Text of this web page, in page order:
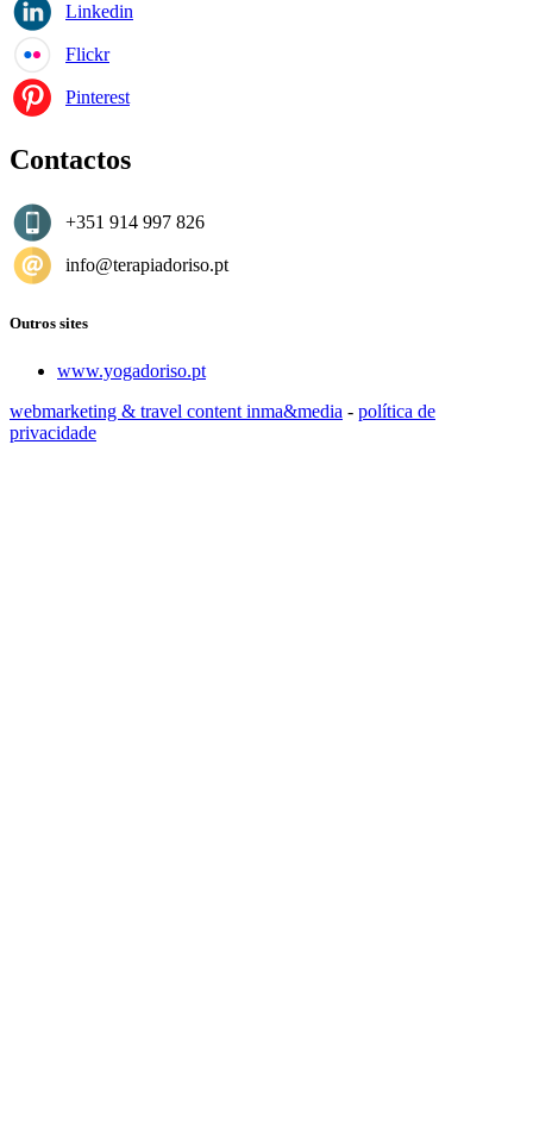
Linkedin
Flickr
Pinterest
Contactos
+351 914 997 826
info@terapiadoriso.pt
Outros sites
www.yogadoriso.pt
webmarketing & travel content inma&media - política de
privacidade